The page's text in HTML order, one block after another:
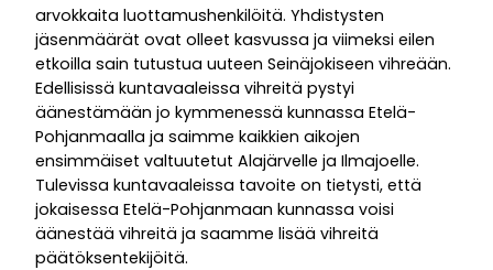
arvokkaita luottamushenkilöitä. Yhdistysten
jäsenmäärät ovat olleet kasvussa ja viimeksi eilen
etkoilla sain tutustua uuteen Seinäjokiseen vihreään.
Edellisissä kuntavaaleissa vihreitä pystyi
äänestämään jo kymmenessä kunnassa Etelä-
Pohjanmaalla ja saimme kaikkien aikojen
ensimmäiset valtuutetut Alajärvelle ja Ilmajoelle.
Tulevissa kuntavaaleissa tavoite on tietysti, että
jokaisessa Etelä-Pohjanmaan kunnassa voisi
äänestää vihreitä ja saamme lisää vihreitä
päätöksentekijöitä.